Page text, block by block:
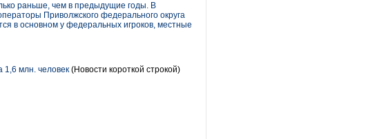
раньше, чем в предыдущие годы. В
Приволжского федерального округа
в основном у федеральных игроков, местные
1,6 млн. человек (Новости короткой строкой)